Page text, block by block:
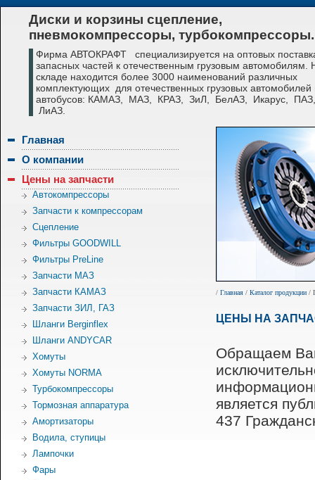
Диски и корзины сцепление,
пневмокомпрессоры, турбокомпрессоры.
Фирма АВТОКРАФТ специализируется на оптовых
запасных частей к отечественным грузовым
складе находится более 3000 наименований различных
комплектующих для отечественных грузовых автомобилей
автобусов: КАМАЗ, МАЗ, КРАЗ, ЗиЛ, БелАЗ, Икарус,
ЛиАЗ.
Главная
О компании
Цены на запчасти
Автокомпрессоры
Запчасти к компрессорам
Сцепление
Фильтры GOODWILL
Фильтры PreLine
Запчасти МАЗ
Запчасти КАМАЗ
Запчасти ЗИЛ, ГАЗ
Шланги Berginflex
Шланги ANDYCAR
Хомуты
Хомуты NORMA
Турбокомпрессоры
Тормозная аппаратура
Амортизаторы
Водила, ступицы
Лампочки
Фары
/ Главная / Каталог продукции /
ЦЕНЫ НА
Обращаем
является
437